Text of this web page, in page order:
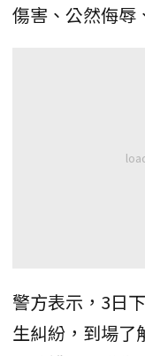
傷害、公然侮辱
警方表示，3日
生糾紛，到場了